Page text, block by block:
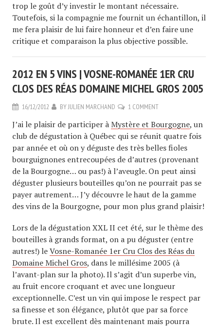
trop le goût d’y investir le montant nécessaire.
Toutefois, si la compagnie me fournit un échantillon, il
me fera plaisir de lui faire honneur et d’en faire une
critique et comparaison la plus objective possible.
2012 EN 5 VINS | VOSNE-ROMANÉE 1ER CRU
CLOS DES RÉAS DOMAINE MICHEL GROS 2005
16/12/2012 BYJULIEN MARCHAND 1 COMMENT
J’ai le plaisir de participer àMystère et Bourgogne, un
club de dégustation à Québec qui se réunit quatre fois
par année et où on y déguste des très belles fioles
bourguignones entrecoupées de d’autres (provenant
de la Bourgogne… ou pas!) à l’aveugle. On peut ainsi
déguster plusieurs bouteilles qu’on ne pourrait pas se
payer autrement… J’y découvre le haut de la gamme
des vins de la Bourgogne, pour mon plus grand plaisir!
Lors de la dégustation XXL II cet été, sur le thème des
bouteilles à grands format, on a pu déguster (entre
autres!) leVosne-Romanée 1er Cru Clos des Réas du
Domaine Michel Gros, dans le millésime 2005 (à
l’avant-plan sur la photo). Il s’agit d’un superbe vin,
au fruit encore croquant et avec une longueur
exceptionnelle. C’est un vin qui impose le respect par
sa finesse et son élégance, plutôt que par sa force
brute. Il est excellent dès maintenant mais pourra